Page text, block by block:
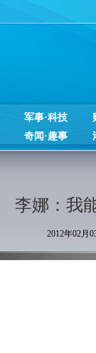
军事·科技
奇闻·趣事
李娜：我
2012年02月